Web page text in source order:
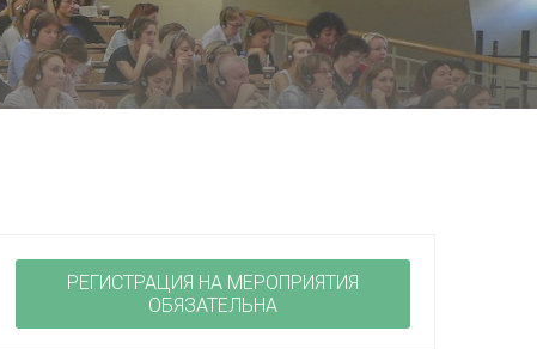
РЕГИСТРАЦИЯ НА МЕРОПРИЯТИЯ
ОБЯЗАТЕЛЬНА